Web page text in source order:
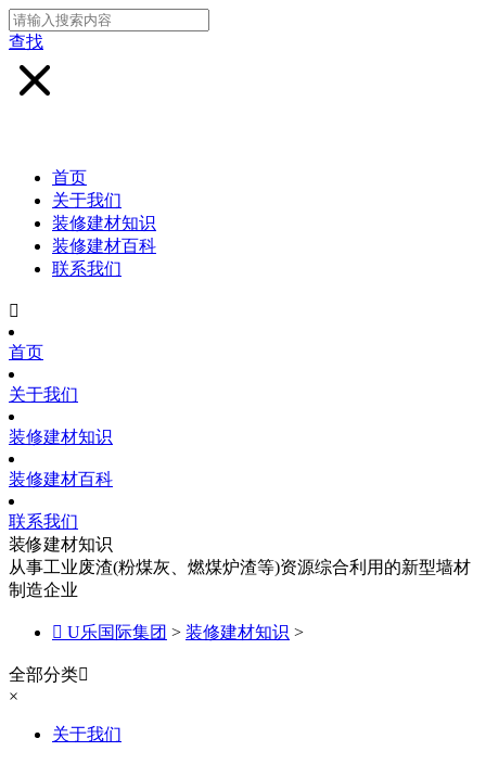
查找
首页
关于我们
装修建材知识
装修建材百科
联系我们

首页
关于我们
装修建材知识
装修建材百科
联系我们
装修建材知识
从事工业废渣(粉煤灰、燃煤炉渣等)资源综合利用的新型墙材
制造企业
 U乐国际集团 > 装修建材知识 >
全部分类
×
关于我们